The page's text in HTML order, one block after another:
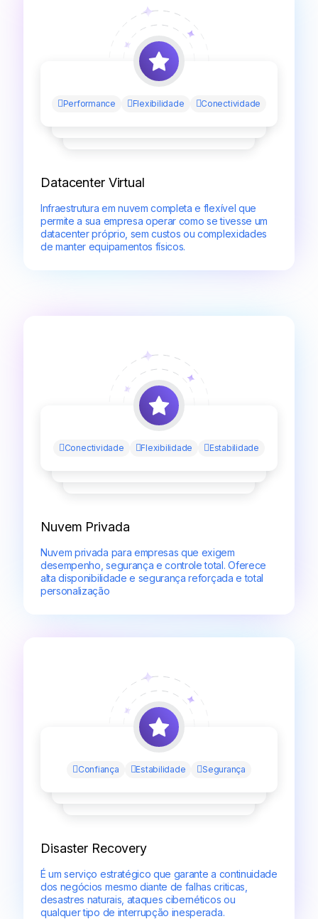
Performance Flexibilidade Conectividade
Datacenter Virtual
Infraestrutura em nuvem completa e flexível que
permite a sua empresa operar como se tivesse um
datacenter próprio, sem custos ou complexidades
de manter equipamentos físicos.
Conectividade Flexibilidade Estabilidade
Nuvem Privada
Nuvem privada para empresas que exigem
desempenho, segurança e controle total. Oferece
alta disponibilidade e segurança reforçada e total
personalização
Confiança Estabilidade Segurança
Disaster Recovery
É um serviço estratégico que garante a continuidade
dos negócios mesmo diante de falhas criticas,
desastres naturais, ataques cibernéticos ou
qualquer tipo de interrupção inesperada.